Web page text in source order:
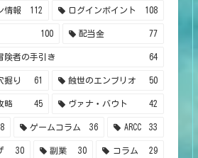
情報 112 ログインポイント 108
100 配当金 77
険者の手引き 64
掘り 61 蝕世のエンブリオ 50
略 45 ヴァナ・バウト 42
ゲームコラム 36 ARCC 33
30 副業 30 コラム 29